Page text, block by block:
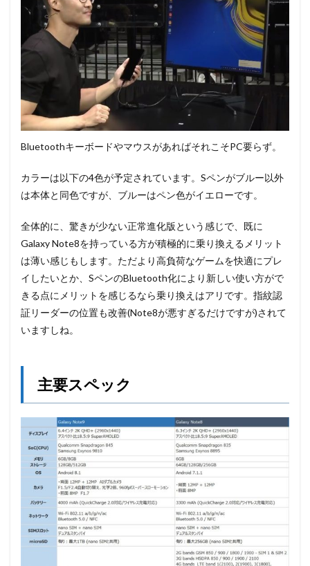
BluetoothキーボードやマウスがあればそれこそPC要らず。
カラーは以下の4色が予定されています。Sペンがブルー以外
は本体と同色ですが、ブルーはペン色がイエローです。
全体的に、驚きが少ない正常進化版という感じで、既に
Galaxy Note8を持っている方が積極的に乗り換えるメリット
は薄い感じもします。ただより高負荷なゲームを快適にプレ
イしたいとか、SペンのBluetooth化により新しい使い方がで
きる点にメリットを感じるなら乗り換えはアリです。指紋認
証リーダーの位置も改善(Note8が悪すぎるだけですが)されて
いますしね。
主要スペック